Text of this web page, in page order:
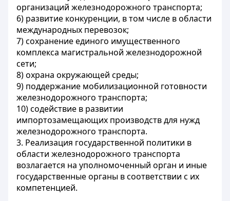
организаций железнодорожного транспорта;
6) развитие конкуренции, в том числе в области
международных перевозок;
7) сохранение единого имущественного
комплекса магистральной железнодорожной
сети;
8) охрана окружающей среды;
9) поддержание мобилизационной готовности
железнодорожного транспорта;
10) содействие в развитии
импортозамещающих производств для нужд
железнодорожного транспорта.
3. Реализация государственной политики в
области железнодорожного транспорта
возлагается на уполномоченный орган и иные
государственные органы в соответствии с их
компетенцией.